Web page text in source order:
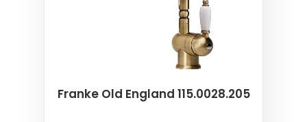
Franke Old England 115.0028.205